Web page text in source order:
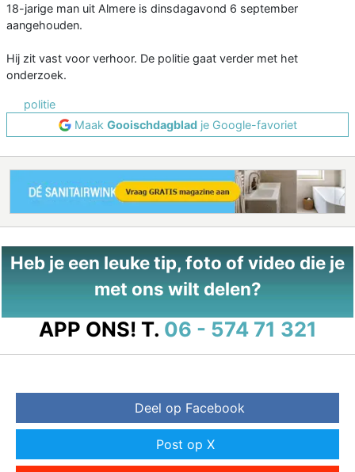
18-jarige man uit Almere is dinsdagavond 6 september
aangehouden.
Hij zit vast voor verhoor. De politie gaat verder met het
onderzoek.
politie
Maak Gooischdagbladje Google-favoriet
Heb je een leuke tip, foto of video die je
met ons wilt delen?
APP ONS! T. 06 - 574 71 321
Deel op Facebook
Post op X